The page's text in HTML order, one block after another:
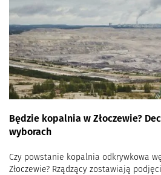
Będzie kopalnia w Złoczewie?
wyborach
Czy powstanie kopalnia odkrywkowa
Złoczewie? Rządzący zostawiają